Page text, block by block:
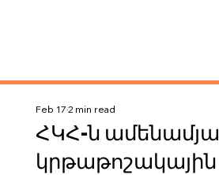
ՀԿՀ-ն ամենամյա
կրթաթոշակային
Feb 172 min read